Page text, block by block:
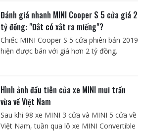
Đánh giá nhanh MINI Cooper S 5 cửa giá 2
tỷ đồng: "Đắt có xắt ra miếng"?
Chiếc MINI Cooper S 5 cửa phiên bản 2019
hiện được bán với giá hơn 2 tỷ đồng.
Hình ảnh đầu tiên của xe MINI mui trần
vừa về Việt Nam
Sau khi 98 xe MINI 3 cửa và MINI 5 cửa về
Việt Nam, tuần qua lô xe MINI Convertible